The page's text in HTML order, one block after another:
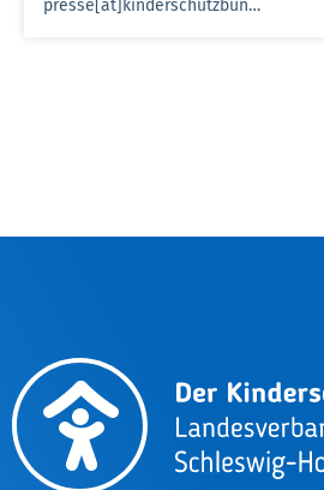
presse[at]kinderschutzbund-sh.de